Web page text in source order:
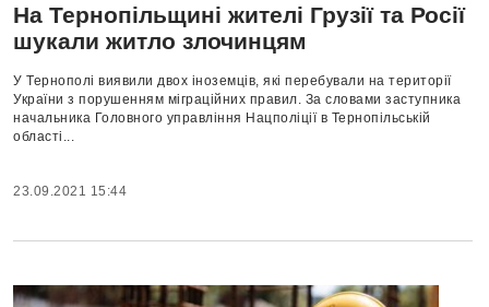
На Тернопільщині жителі Грузії та Росії
шукали житло злочинцям
У Тернополі виявили двох іноземців, які перебували на території
України з порушенням міграційних правил. За словами заступника
начальника Головного управління Нацполіції в Тернопільській
області...
23.09.2021 15:44